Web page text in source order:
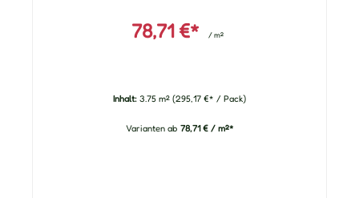
78,71 €* / m²
Inhalt: 3.75 m² (295,17 €* / Pack)
Varianten ab 78,71 € / m²*